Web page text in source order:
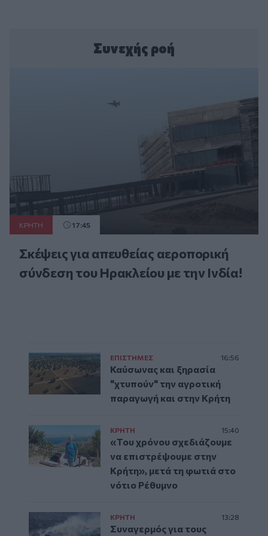
Συνεχής ροή
ΚΡΗΤΗ 17:45
Σκέψεις για απευθείας αεροπορική
σύνδεση του Ηρακλείου με την Ινδία!
ΕΠΙΣΤΗΜΕΣ 16:56
Καύσωνας και ξηρασία
"χτυπούν" την αγροτική
παραγωγή και στην Κρήτη
ΚΡΗΤΗ 15:40
«Του χρόνου σχεδιάζουμε
να επιστρέψουμε στην
Κρήτη», μετά τη φωτιά στο
νότιο Ρέθυμνο
ΚΡΗΤΗ 13:28
Συναγερμός για τους